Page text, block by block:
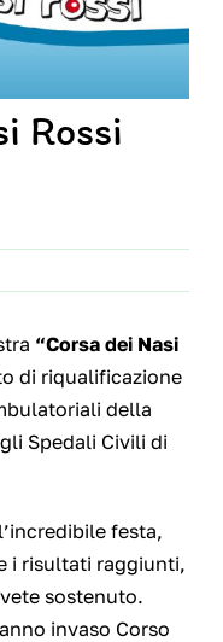
Rossi
“Corsa dei Nasi
di riqualificazione
della
Spedali Civili di
festa,
i risultati raggiunti,
sostenuto.
invaso Corso